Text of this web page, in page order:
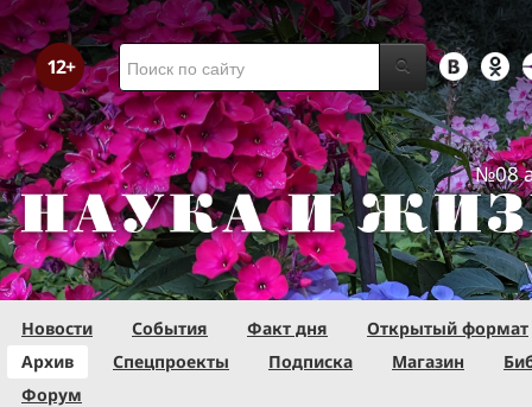
№08
Новости События Факт дня
Открытый формат
Архив
Спецпроекты Подписка Магазин
Форум